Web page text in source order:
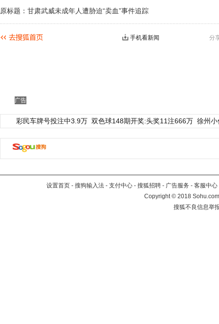
原标题：甘肃武威未成年人遭胁迫“卖血”事件追踪
分
手机看新闻
广告
彩民车牌号投注中3.9万 双色球148期开奖:头奖11注666万 徐州
设置首页 - 搜狗输入法 - 支付中心 - 搜狐招聘 - 广告服务 - 客服中心
Copyright©2018
搜狐不良信息举